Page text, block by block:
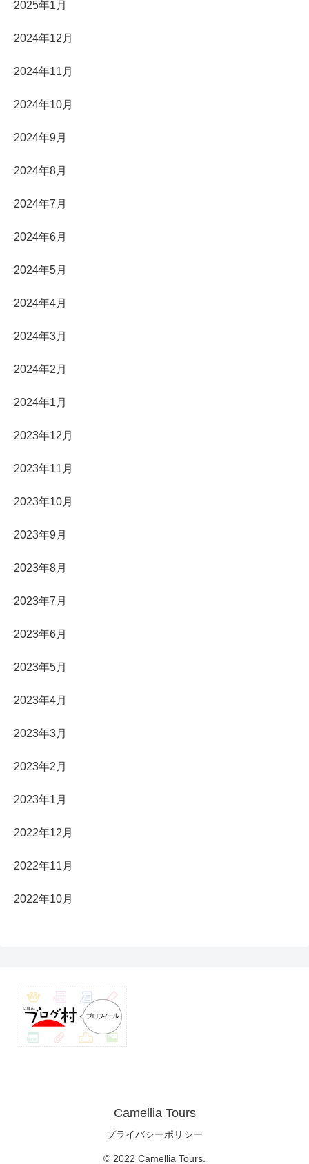
2025年1月
2024年12月
2024年11月
2024年10月
2024年9月
2024年8月
2024年7月
2024年6月
2024年5月
2024年4月
2024年3月
2024年2月
2024年1月
2023年12月
2023年11月
2023年10月
2023年9月
2023年8月
2023年7月
2023年6月
2023年5月
2023年4月
2023年3月
2023年2月
2023年1月
2022年12月
2022年11月
2022年10月
Camellia Tours
プライバシーポリシー
© 2022 Camellia Tours.